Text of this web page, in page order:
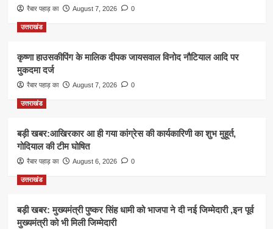
रैबार पहाड़ का August 7, 2026 0
उत्तराखंड
कृष्णा हाउसकीपिंग के मालिक दीपक जायसवाल विनोद नौटियाल आदि पर
मुकदमा दर्ज
रैबार पहाड़ का August 7, 2026 0
उत्तराखंड
बड़ी खबर:आखिरकार आ ही गया कांग्रेस की कार्यकारिणी का शुभ मुहूर्त,
गोदियाल की टीम घोषित
रैबार पहाड़ का August 6, 2026 0
उत्तराखंड
बड़ी खबर: मुख्यमंत्री पुष्कर सिंह धामी को भाजपा ने दी नई जिम्मेदारी ,इन पूर्व
मुख्यमंत्री को भी मिली जिम्मेदारी